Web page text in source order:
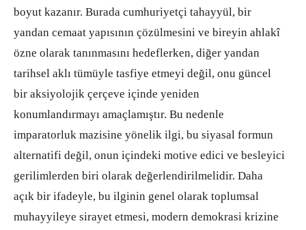
boyut kazanır. Burada cumhuriyetçi tahayyül, bir
yandan cemaat yapısının çözülmesini ve bireyin ahlakî
özne olarak tanınmasını hedeflerken, diğer yandan
tarihsel aklı tümüyle tasfiye etmeyi değil, onu güncel
bir aksiyolojik çerçeve içinde yeniden
konumlandırmayı amaçlamıştır. Bu nedenle
imparatorluk mazisine yönelik ilgi, bu siyasal formun
alternatifi değil, onun içindeki motive edici ve besleyici
gerilimlerden biri olarak değerlendirilmelidir. Daha
açık bir ifadeyle, bu ilginin genel olarak toplumsal
muhayyileye sirayet etmesi, modern demokrasi krizine